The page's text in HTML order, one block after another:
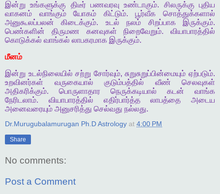
இன்று
உங்களுக்கு திடீர் பணவரவு உண்டாகும். சிலருக்கு புதிய
வாகனம்
வாங்கும் யோகம் கிட்டும்.பூர்வீக
சொத்துக்களால்
அனுகூலப்பலன்
கிடைக்கும். உடல் நலம் சிறப்பாக இருக்கும்.
பெண்களின்
திருமண கனவுகள் நிறைவேறும். வியாபாரத்தில்
கொடுக்கல் வாங்கல் லாபகரமாக இருக்கும்.
மீனம்
இன்று உடல்நிலையில் சற்று சோர்வும்,சுறுசுறுப்பின்மையும் ஏற்படும்.
உறவினர்கள்
வருகையால் குடும்பத்தில் வீண்
செலவுகள்
அதிகரிக்கும். பொருளாதார நெருக்கடியால் கடன்
வாங்க
நேரிடலாம். வியாபாரத்தில் எதிர்பார்த்த லாபத்தை
அடைய
அனைவரையும் அனுசரித்து செல்வது நல்லது.
Dr.Murugubalamurugan Ph.D Astrology at 4:00 PM
Share
No comments:
Post a Comment